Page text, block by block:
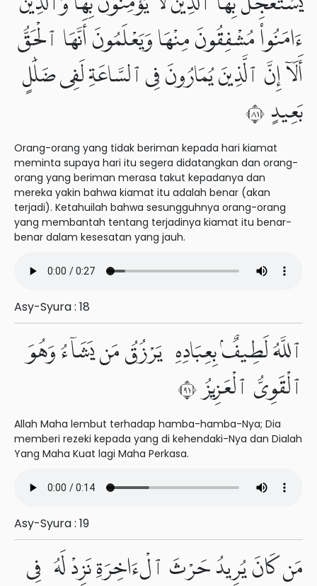
ءَامَنُوا۟ مُشْفِقُونَ مِنْهَا وَيَعْلَمُونَ أَنَّهَا ٱلْحَقُّ
أَلَآ إِنَّ ٱلَّذِينَ يُمَارُونَ فِى ٱلسَّاعَةِ لَفِى ضَلَٰلٍۭ
بَعِيدٍ ١٨
Orang-orang yang tidak beriman kepada hari kiamat
meminta supaya hari itu segera didatangkan dan orang-
orang yang beriman merasa takut kepadanya dan
mereka yakin bahwa kiamat itu adalah benar (akan
terjadi). Ketahuilah bahwa sesungguhnya orang-orang
yang membantah tentang terjadinya kiamat itu benar-
benar dalam kesesatan yang jauh.
Asy-Syura : 18
ٱللَّهُ لَطِيفٌۢ بِعِبَادِهِۦ يَرْزُقُ مَن يَشَآءُ وَهُوَ
ٱلْقَوِىُّ ٱلْعَزِيزُ ١٩
Allah Maha lembut terhadap hamba-hamba-Nya; Dia
memberi rezeki kepada yang di kehendaki-Nya dan Dialah
Yang Maha Kuat lagi Maha Perkasa.
Asy-Syura : 19
مَن كَانَ يُرِيدُ حَرْثَ ٱلْءَاخِرَةِ نَزِدْ لَهُۥ فِى